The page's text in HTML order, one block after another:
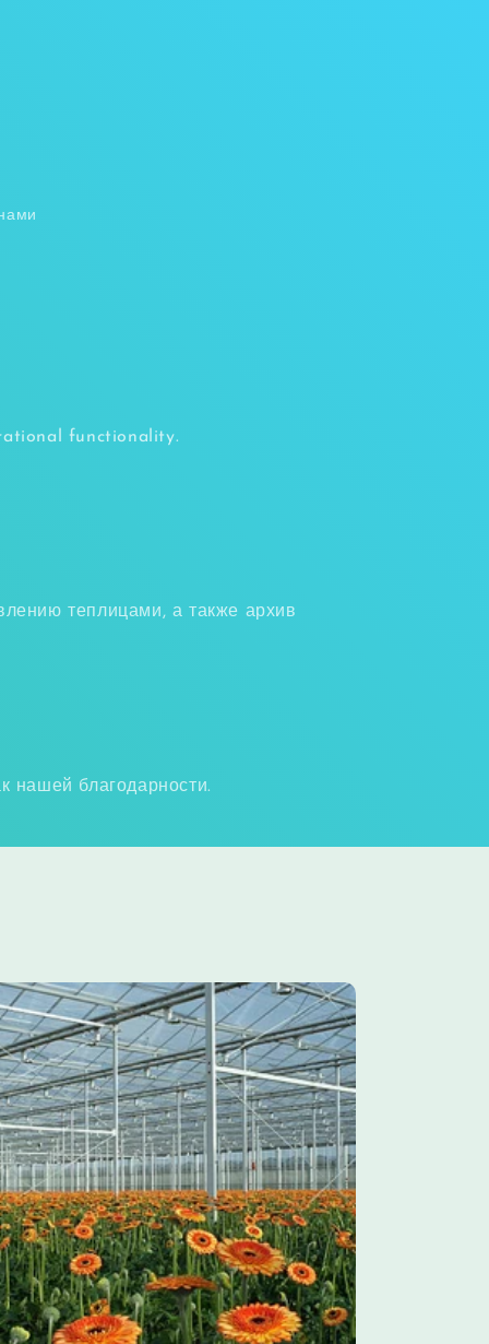
functionality.
теплицами, а также архив
нашей благодарности.